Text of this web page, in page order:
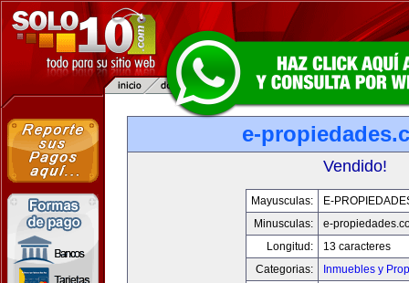
e-
Vendido!
Mayusculas:
E-
Minusculas:
e-
Longitud:
13 caracteres
Categorias:
Inmuebles y